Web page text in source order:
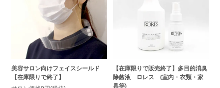
美容サロン向けフェイスシールド
【在庫限りで終了】
【在庫限りで販売終了】多目的消臭
除菌液 ロレス (室内・衣類・家
具等)